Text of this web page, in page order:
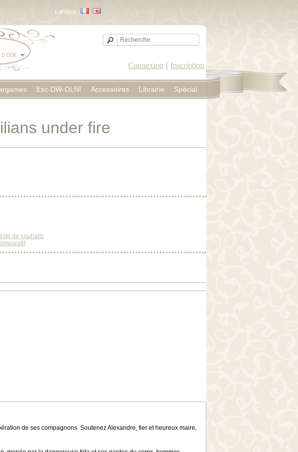
Langue :
0,00€
Connexion | Inscription
Esc-DW-OLNI Accessoires Librairie Spécial
under fire
de souhaits
de ses compagnons. Soutenez Alexandre, fier et heureux maire,